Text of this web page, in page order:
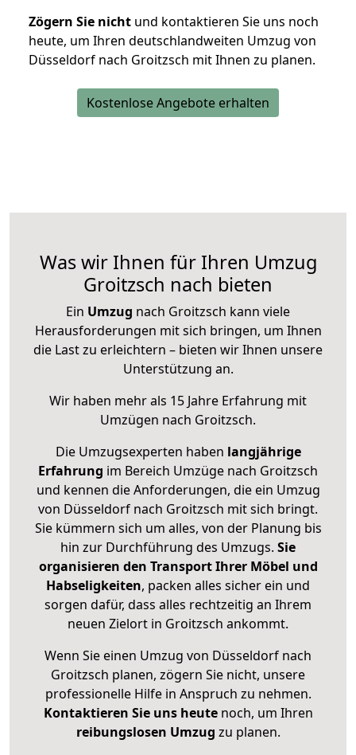
Zögern Sie nicht und kontaktieren Sie uns noch
heute, um Ihren deutschlandweiten Umzug von
Düsseldorf nach Groitzsch mit Ihnen zu planen.
Kostenlose Angebote erhalten
Was wir Ihnen für Ihren Umzug
Groitzsch nach bieten
Ein Umzug nach Groitzsch kann viele
Herausforderungen mit sich bringen, um Ihnen
die Last zu erleichtern – bieten wir Ihnen unsere
Unterstützung an.
Wir haben mehr als 15 Jahre Erfahrung mit
Umzügen nach Groitzsch.
Die Umzugsexperten haben langjährige
Erfahrung im Bereich Umzüge nach Groitzsch
und kennen die Anforderungen, die ein Umzug
von Düsseldorf nach Groitzsch mit sich bringt.
Sie kümmern sich um alles, von der Planung bis
hin zur Durchführung des Umzugs. Sie
organisieren den Transport Ihrer Möbel und
Habseligkeiten, packen alles sicher ein und
sorgen dafür, dass alles rechtzeitig an Ihrem
neuen Zielort in Groitzsch ankommt.
Wenn Sie einen Umzug von Düsseldorf nach
Groitzsch planen, zögern Sie nicht, unsere
professionelle Hilfe in Anspruch zu nehmen.
Kontaktieren Sie uns heutenoch, um Ihren
reibungslosen Umzug zu planen.